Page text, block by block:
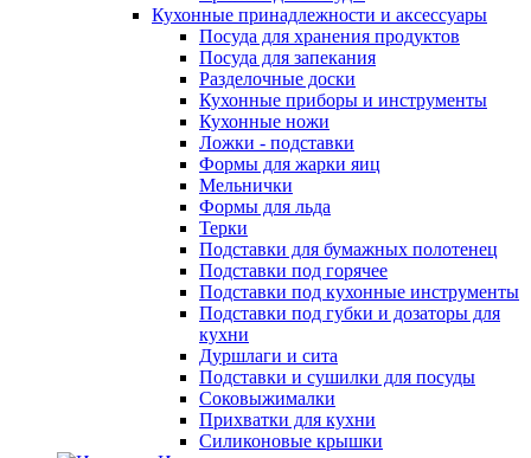
Кухонные принадлежности и аксессуары
Посуда для хранения продуктов
Посуда для запекания
Разделочные доски
Кухонные приборы и инструменты
Кухонные ножи
Ложки - подставки
Формы для жарки яиц
Мельнички
Формы для льда
Терки
Подставки для бумажных полотенец
Подставки под горячее
Подставки под кухонные инструменты
Подставки под губки и дозаторы для
кухни
Дуршлаги и сита
Подставки и сушилки для посуды
Соковыжималки
Прихватки для кухни
Силиконовые крышки